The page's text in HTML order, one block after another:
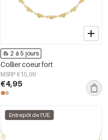
2 à 5 jours
Collier coeur fort
MSRP €15,99
€4,95
Entrepôt de l'UE